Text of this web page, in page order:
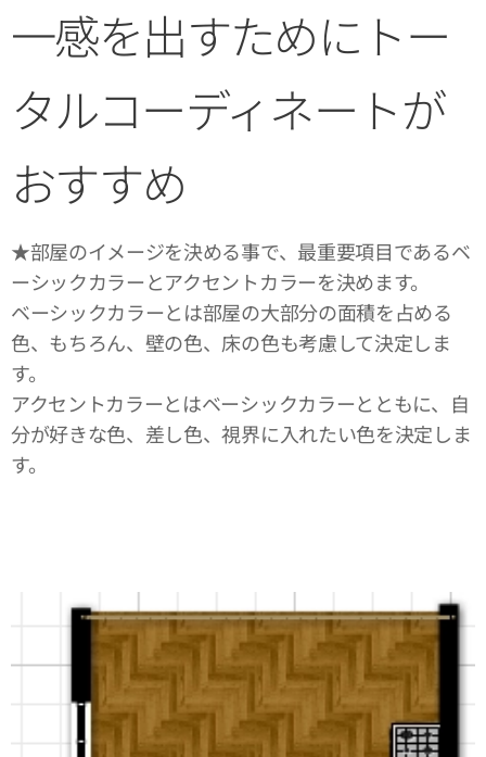
一感を出すためにトー
タルコーディネートが
おすすめ
★部屋のイメージを決める事で、最重要項目であるベ
ーシックカラーとアクセントカラーを決めます。
ベーシックカラーとは部屋の大部分の面積を占める
色、もちろん、壁の色、床の色も考慮して決定しま
す。
アクセントカラーとはベーシックカラーとともに、自
分が好きな色、差し色、視界に入れたい色を決定しま
す。